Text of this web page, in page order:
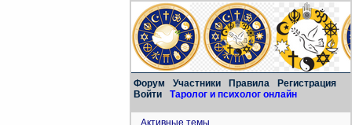
Форум Участники Правила
Регистрация
Войти
Таролог и психолог онлайн
Активные темы